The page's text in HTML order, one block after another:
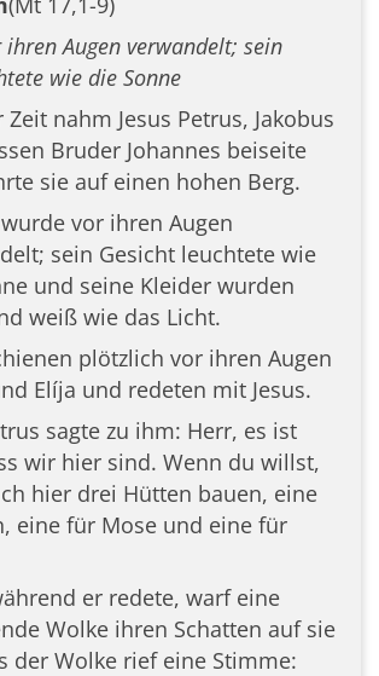
Augen verwandelt; sein
wie die Sonne
Zeit nahm Jesus Petrus, Jakobus
Bruder Johannes beiseite
sie auf einen hohen Berg.
vor ihren Augen
sein Gesicht leuchtete wie
und seine Kleider wurden
weiß wie das Licht.
plötzlich vor ihren Augen
Elíja und redeten mit Jesus.
sagte zu ihm: Herr, es ist
wir hier sind. Wenn du willst,
hier drei Hütten bauen, eine
eine für Mose und eine für
er redete, warf eine
Wolke ihren Schatten auf sie
der Wolke rief eine Stimme: